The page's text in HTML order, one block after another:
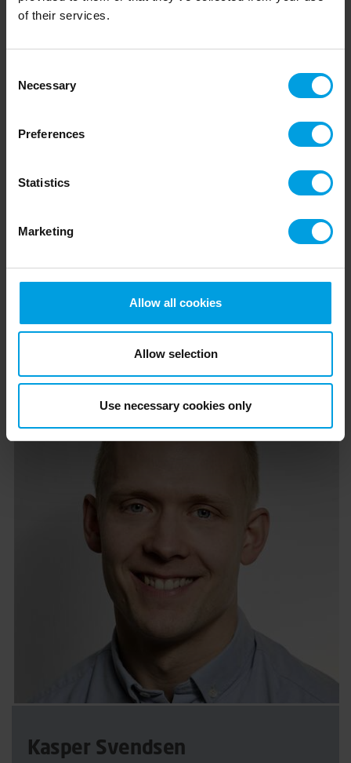
of their services.
Selection
Necessary
Preferences
Statistics
Marketing
Allow all cookies
Allow selection
Use necessary cookies only
Klaus Wittenkamp Hansen
Kasper Svendsen